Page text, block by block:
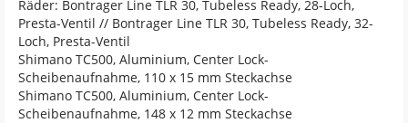
Räder: Bontrager Line TLR 30, Tubeless Ready, 28-Loch,
Presta-Ventil // Bontrager Line TLR 30, Tubeless Ready, 32-
Loch, Presta-Ventil
Shimano TC500, Aluminium, Center Lock-
Scheibenaufnahme, 110 x 15 mm Steckachse
Shimano TC500, Aluminium, Center Lock-
Scheibenaufnahme, 148 x 12 mm Steckachse